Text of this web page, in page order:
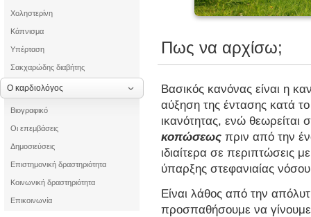
Χοληστερίνη
Κάπνισμα
Υπέρταση
Σακχαρώδης διαβήτης
Ο καρδιολόγος
Βιογραφικό
Οι επεμβάσεις
Δημοσιεύσεις
Επιστημονική δραστηριότητα
Κοινωνική δραστηριότητα
Επικοινωνία
Πως να αρχίσω;
Βασικός κανόνας είναι η
αύξηση της έντασης κατά
ικανότητας, ενώ θεωρείται
κοπώσεως πριν από την
ιδιαίτερα σε περιπτώσεις
ύπαρξης στεφανιαίας
Είναι λάθος από την
προσπαθήσουμε να